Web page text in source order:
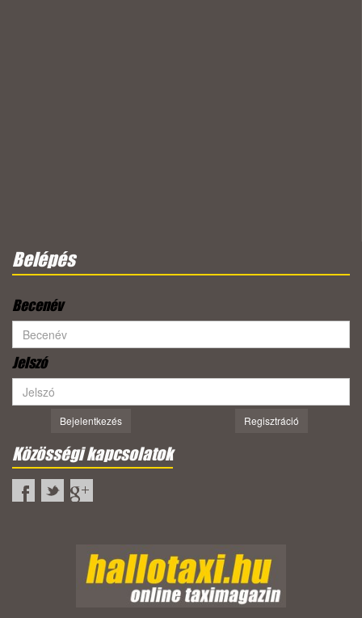
Belépés
Becenév
Jelszó
Bejelentkezés Regisztráció
Közösségi kapcsolatok